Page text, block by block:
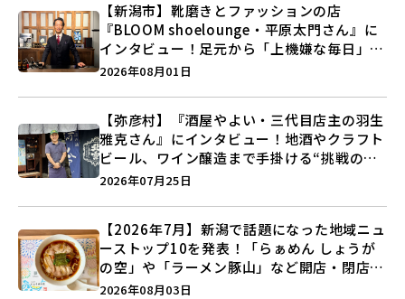
【新潟市】靴磨きとファッションの店
『BLOOM shoelounge・平原太門さん』に
インタビュー！足元から「上機嫌な毎日」を
つくる装いの提案とは？
2026年08月01日
【弥彦村】『酒屋やよい・三代目店主の羽生
雅克さん』にインタビュー！地酒やクラフト
ビール、ワイン醸造まで手掛ける“挑戦の歴
史”に迫る♪
2026年07月25日
【2026年7月】新潟で話題になった地域ニュ
ーストップ10を発表！「らぁめん しょうが
の空」や「ラーメン豚山」など開店・閉店の
注目記事をランキングでご紹介♪
2026年08月03日